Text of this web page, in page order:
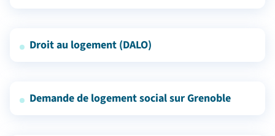
Droit au logement (DALO)
Demande de logement social sur Grenoble